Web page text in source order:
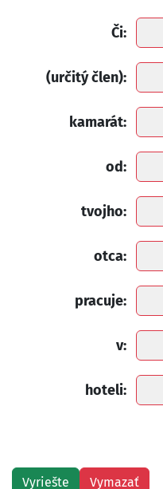
Či:
(určitý člen):
kamarát:
od:
tvojho:
otca:
pracuje:
v:
hoteli: